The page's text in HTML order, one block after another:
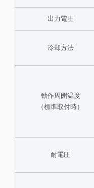
出力電圧
冷却方法
動作周囲温度
（標準取付時）
耐電圧